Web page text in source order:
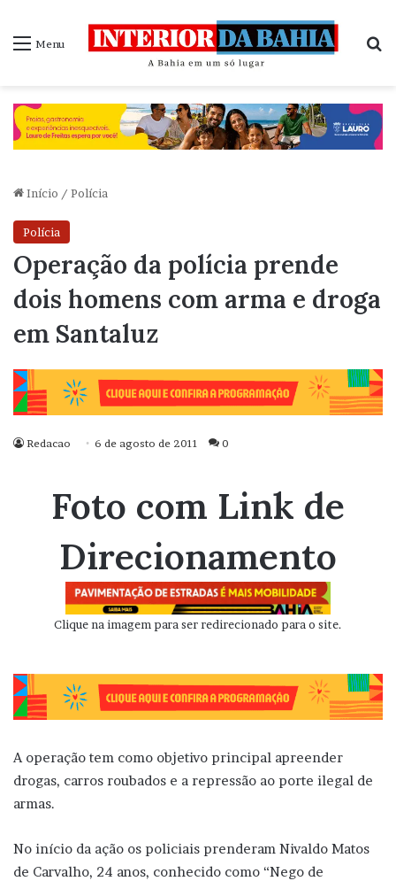
Menu
Início / Polícia
Polícia
Operação da polícia prende
dois homens com arma e droga
em Santaluz
Redacao 6 de agosto de 2011 0
Foto com Link de
Direcionamento
Clique na imagem para ser redirecionado para o site.
A operação tem como objetivo principal apreender
drogas, carros roubados e a repressão ao porte ilegal de
armas.
No início da ação os policiais prenderam Nivaldo Matos
de Carvalho, 24 anos, conhecido como “Nego de